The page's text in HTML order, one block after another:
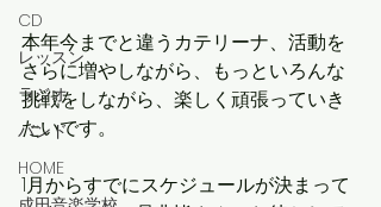
CD
レッスン
ラジオ
バンド
HOME
本年今までと違うカテリーナ、活動を
さらに増やしながら、もっといろんな
挑戦をしながら、楽しく頑張っていき
たいです。
1月からすでにスケジュールが決まって